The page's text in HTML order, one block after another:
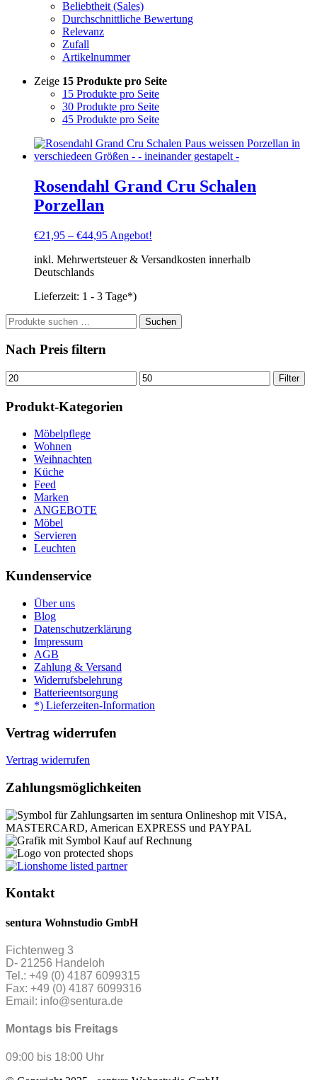
Beliebtheit (Sales)
Durchschnittliche Bewertung
Relevanz
Zufall
Artikelnummer
Zeige 15 Produkte pro Seite
15 Produkte pro Seite
30 Produkte pro Seite
45 Produkte pro Seite
Rosendahl Grand Cru Schalen
Porzellan
€21,95 – €44,95 Angebot!
inkl. Mehrwertsteuer & Versandkosten innerhalb
Deutschlands
Lieferzeit: 1 - 3 Tage*)
Suchen
nach:
Suchen
Nach Preis filtern
Min.
Preis
Max.
Preis
Filter
Produkt-Kategorien
Möbelpflege
Wohnen
Weihnachten
Küche
Feed
Marken
ANGEBOTE
Möbel
Servieren
Leuchten
Kundenservice
Über uns
Blog
Datenschutzerklärung
Impressum
AGB
Zahlung & Versand
Widerrufsbelehrung
Batterieentsorgung
*) Lieferzeiten-Information
Vertrag widerrufen
Vertrag widerrufen
Zahlungsmöglichkeiten
Kontakt
sentura Wohnstudio GmbH
Fichtenweg 3
D- 21256 Handeloh
Tel.: +49 (0) 4187 6099315
Fax: +49 (0) 4187 6099316
Email: info@sentura.de
Montags bis Freitags
09:00 bis 18:00 Uhr